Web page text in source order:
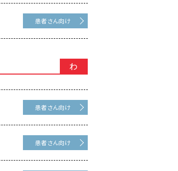
患者さん向け
わ
患者さん向け
患者さん向け